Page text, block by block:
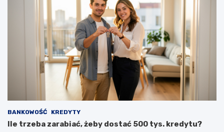
BANKOWOŚĆ KREDYTY
Ile trzeba zarabiać, żeby dostać 500 tys. kredytu?